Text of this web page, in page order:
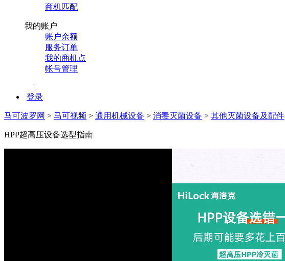
商机匹配
我的账户
账户余额
服务订单
我的商机点
帐号管理
|
登录
马可波罗网 > 马可视频 > 通用机械设备 > 消毒灭菌设备 > 其他灭菌设备及配件
HPP超高压设备选型指南